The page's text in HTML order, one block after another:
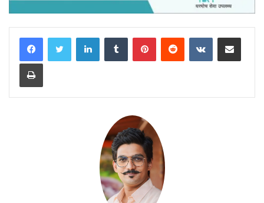
LinkedInTumblr PinterestReddit VKontakteShare via Email
Print